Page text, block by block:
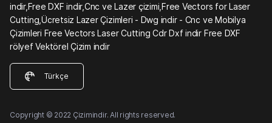
indir,Free DXF indir,Cnc ve Lazer çizimi,Free Vectors for Laser
Cutting,Ücretsiz Lazer Çizimleri - Dwg indir - Cnc ve Mobilya
Çizimleri Free Vectors Laser Cutting Cdr Dxf indir Free DXF
rölyef Vektörel Çizim indir
Türkçe
Copyright © 2022 Çizimindir. All rights reserved.